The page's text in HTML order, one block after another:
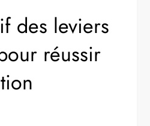
des leviers
réussir